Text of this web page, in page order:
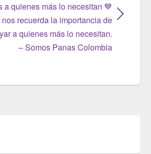
a quienes más lo necesitan 💙
recuerda la importancia de
a quienes más lo necesitan.
– Somos Panas Colombia